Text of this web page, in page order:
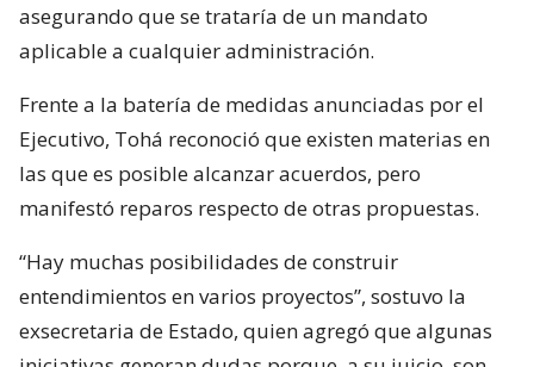
asegurando que se trataría de un mandato
aplicable a cualquier administración.
Frente a la batería de medidas anunciadas por el
Ejecutivo, Tohá reconoció que existen materias en
las que es posible alcanzar acuerdos, pero
manifestó reparos respecto de otras propuestas.
“Hay muchas posibilidades de construir
entendimientos en varios proyectos”, sostuvo la
exsecretaria de Estado, quien agregó que algunas